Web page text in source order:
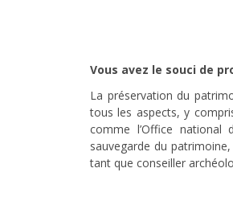
Vous avez le souci de
La préservation du
tous les aspects, y
comme l’Office
sauvegarde du
tant que conseiller